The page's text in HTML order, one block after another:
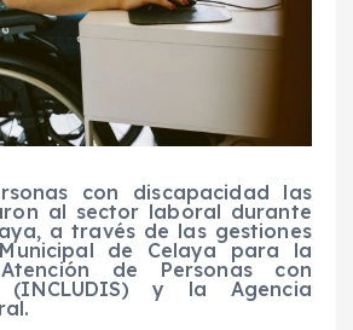
con discapacidad las
al sector laboral durante
a través de las gestiones
de Celaya para la
de Personas con
(INCLUDIS) y la Agencia